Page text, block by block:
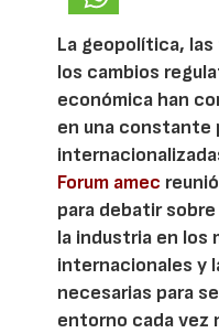
La geopolítica,
los cambios
económica han
en una constante
Forum amec
para debatir
la industria en los
internacionales y
necesarias para
entorno cada vez